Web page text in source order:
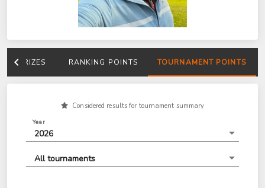
PRIZES RANKING POINTS TOURNAMENT POINTS
Considered results for tournament summary
Year
2026
All tournaments